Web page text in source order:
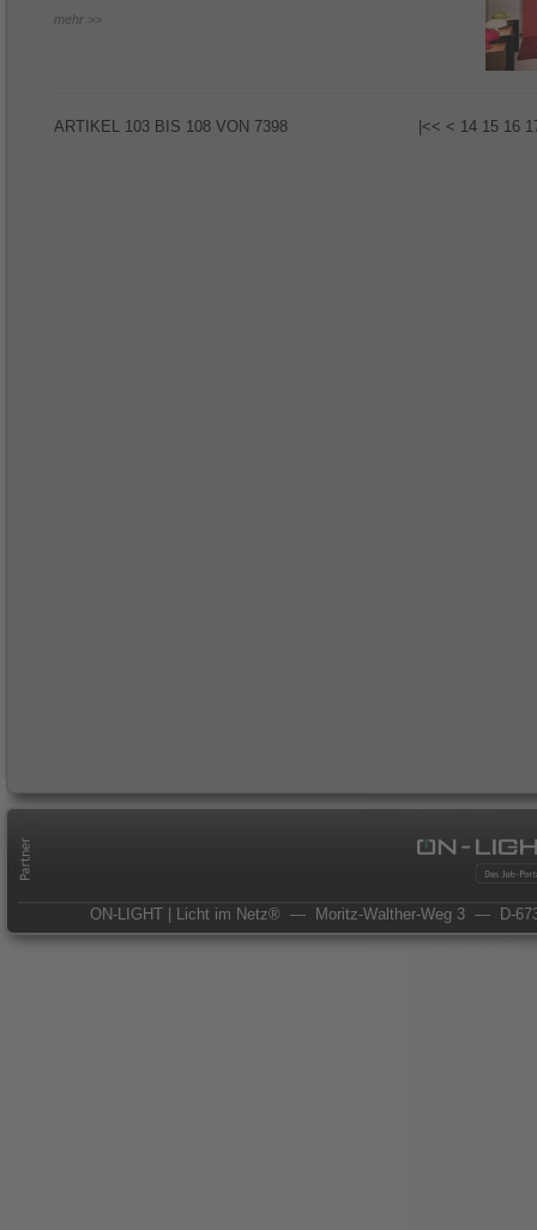
mehr >>
ARTIKEL 103 BIS 108 VON 7398 |<< < 14 15 16
ON-LIGHT | Licht im Netz® — Moritz-Walther-Weg 3 — D-